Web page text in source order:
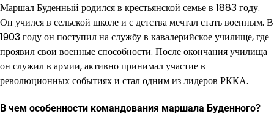
Маршал Буденный родился в крестьянской семье в 1883 году.
Он учился в сельской школе и с детства мечтал стать военным. В
1903 году он поступил на службу в кавалерийское училище, где
проявил свои военные способности. После окончания училища
он служил в армии, активно принимал участие в
революционных событиях и стал одним из лидеров РККА.
В чем особенности командования маршала Буденного?